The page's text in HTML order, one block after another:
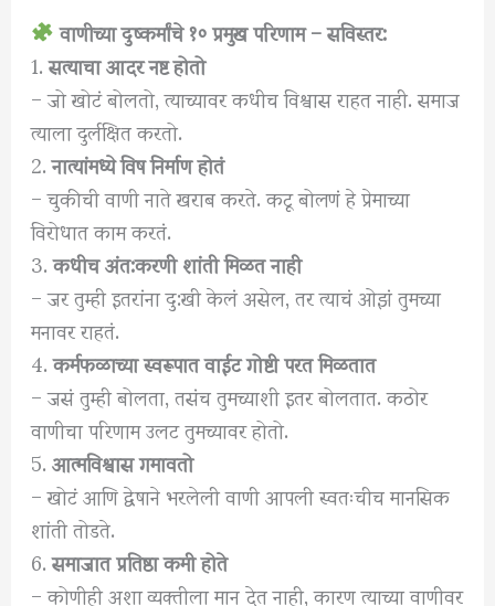
वाणीच्या दुष्कर्मांचे १० प्रमुख परिणाम – सविस्तर:
1.सत्याचा आदर नष्ट होतो
– जो खोटं बोलतो, त्याच्यावर कधीच विश्वास राहत नाही. समाज
त्याला दुर्लक्षित करतो.
2.नात्यांमध्ये विष निर्माण होतं
– चुकीची वाणी नाते खराब करते. कटू बोलणं हे प्रेमाच्या
विरोधात काम करतं.
3.कधीच अंत:करणी शांती मिळत नाही
– जर तुम्ही इतरांना दु:खी केलं असेल, तर त्याचं ओझं तुमच्या
मनावर राहतं.
4.कर्मफळाच्या स्वरूपात वाईट गोष्टी परत मिळतात
– जसं तुम्ही बोलता, तसंच तुमच्याशी इतर बोलतात. कठोर
वाणीचा परिणाम उलट तुमच्यावर होतो.
5.आत्मविश्वास गमावतो
– खोटं आणि द्वेषाने भरलेली वाणी आपली स्वतःचीच मानसिक
शांती तोडते.
6.समाजात प्रतिष्ठा कमी होते
– कोणीही अशा व्यक्तीला मान देत नाही, कारण त्याच्या वाणीवर